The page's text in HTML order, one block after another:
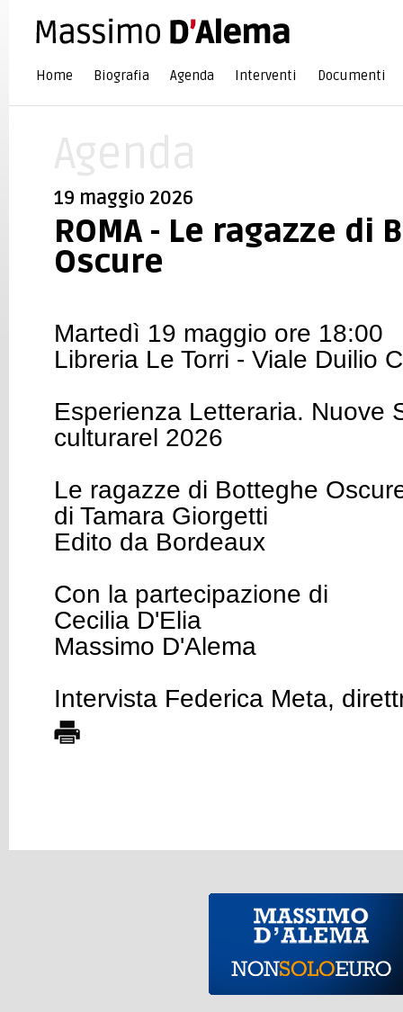
Home Biografia Agenda Interventi Documenti
19 maggio 2026
ROMA - Le ragazze di
Oscure
Martedì 19 maggio ore 18:00
Libreria Le Torri - Viale Duilio
Esperienza Letteraria. Nuove
culturarel 2026
Le ragazze di Botteghe
di Tamara Giorgetti
Edito da Bordeaux
Con la partecipazione di
Cecilia D'Elia
Massimo D'Alema
Intervista Federica Meta,